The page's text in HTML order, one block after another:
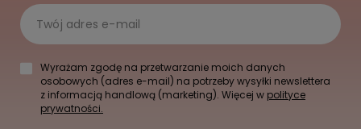
Twój adres e-mail
Wyrażam zgodę na przetwarzanie moich danych
osobowych (adres e-mail) na potrzeby wysyłki newslettera
z informacją handlową (marketing). Więcej w polityce
prywatności.